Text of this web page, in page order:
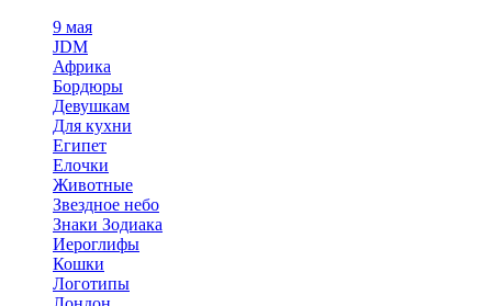
9 мая
JDM
Африка
Бордюры
Девушкам
Для кухни
Египет
Елочки
Животные
Звездное небо
Знаки Зодиака
Иероглифы
Кошки
Логотипы